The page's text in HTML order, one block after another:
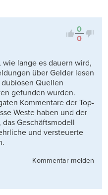
0
0
lange es dauern wird,
über Gelder lesen
Quellen
gefunden wurden.
Kommentare der Top-
Weste haben und der
Geschäftsmodell
und versteuerte
Kommentar melden